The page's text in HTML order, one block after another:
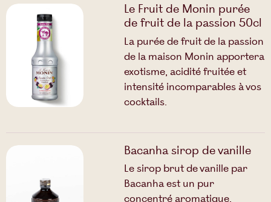
Le Fruit de Monin purée
de fruit de la passion 50cl
La purée de fruit de la passion
de la maison Monin apportera
exotisme, acidité fruitée et
intensité incomparables à vos
cocktails.
Bacanha sirop de vanille
Le sirop brut de vanille par
Bacanha est un pur